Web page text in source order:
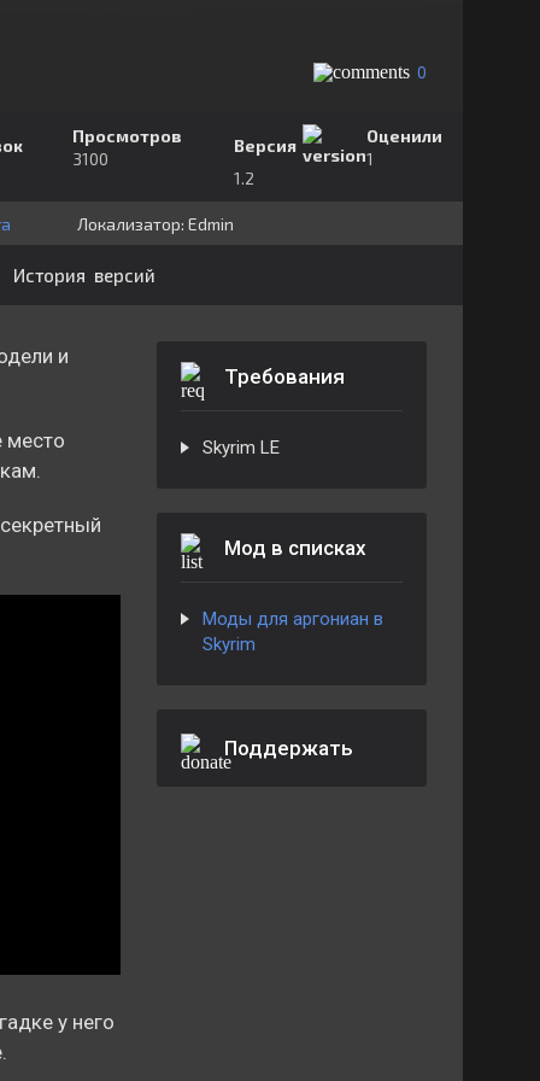
0
Просмотров
3100
Версия
1.2
Оценили
1
Локализатор: ⁣⁣⁣Edmin
История версий
и
место
у него
Требования
Skyrim LE
Мод в списках
Моды для аргониан в
Skyrim
Поддержать